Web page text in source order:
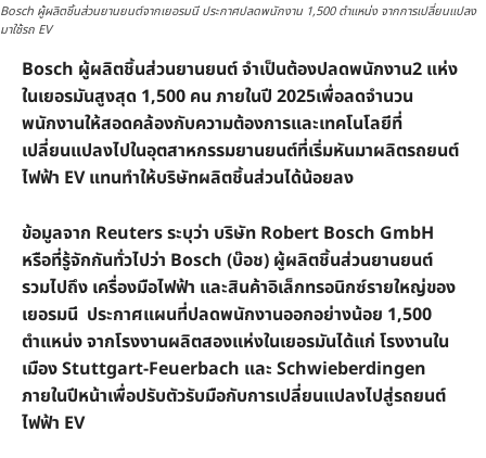
Bosch ผู้ผลิตชิ้นส่วนยานยนต์จากเยอรมนี ประกาศปลดพนักงาน 1,500 ตำแหน่ง จากการเปลี่ยนแปลง
มาใช้รถ EV
Bosch ผู้ผลิตชิ้นส่วนยานยนต์ จำเป็นต้องปลดพนักงาน2 แห่ง
ในเยอรมันสูงสุด 1,500 คน ภายในปี 2025เพื่อลดจำนวน
พนักงานให้สอดคล้องกับความต้องการและเทคโนโลยีที่
เปลี่ยนแปลงไปในอุตสาหกรรมยานยนต์ที่เริ่มหันมาผลิตรถยนต์
ไฟฟ้า EV แทนทำให้บริษัทผลิตชิ้นส่วนได้น้อยลง
ข้อมูลจาก Reuters ระบุว่า บริษัท Robert Bosch GmbH
หรือที่รู้จักกันทั่วไปว่า Bosch (บ๊อช) ผู้ผลิตชิ้นส่วนยานยนต์
รวมไปถึง เครื่องมือไฟฟ้า และสินค้าอิเล็กทรอนิกซ์รายใหญ่ของ
เยอรมนี ประกาศแผนที่ปลดพนักงานออกอย่างน้อย 1,500
ตำแหน่ง จากโรงงานผลิตสองแห่งในเยอรมันได้แก่ โรงงานใน
เมือง Stuttgart-Feuerbach และ Schwieberdingen
ภายในปีหน้าเพื่อปรับตัวรับมือกับการเปลี่ยนแปลงไปสู่รถยนต์
ไฟฟ้า EV